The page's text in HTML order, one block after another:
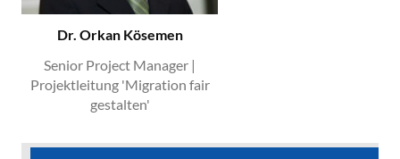
Dr. Orkan Kösemen
Senior Project Manager |
Projektleitung 'Migration fair
gestalten'